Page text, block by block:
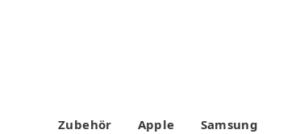
Zubehör Apple Samsung